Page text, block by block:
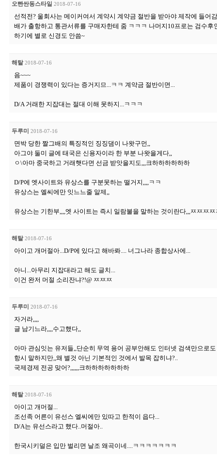
오빤싼동스타일 2018-07-16
선적전? 울회사는 메이커여서 계약시 계약금 절반을 받아야 제작에 들어
배가 출항하고 통관서류를 구매자한테 줌 ㅋㅋㅋ 나머지10프로는 검수후
하기에 별로 신경도 안씀~
해탈 2018-07-16
음~~~
제품이 경쟁력이 있다는 증거지므...ㅋㅋ 계약금 절반이면...
D/A 거래한 지잡대는 절대 이해 못하지...ㅋㅋㅋ
두루미 2018-07-16
면박 당한 짤그배의 특징적인 징징댐이 나왓구먼,,
아그야 둘미 글에 태국은 신용자이라 한 부분 나왓을게다,,
ㅇ\아마 중국하고 거래햇다면 선금 받앗을지도,,,크하하하하하하
D/P에 엣사이트와 유상스를 구분못하는 떨거지,,,,ㅋㅋ
유상스는 엘씨에만 잇느느줄 알제,,
유상스는 기한부,,,,엣 사이트는 즉시 일람불을 말하는 것이란다,,,ㅉㅉㅉㅉ
해탈 2018-07-16
아이고 개머절아...D/P에 있다고 해바롸.... 너그나라 종합상사에...
아니...아무리 지잡대라고 해도 글치...
이건 완저 머절 소리잔냐?!@ ㅉㅉㅉ
두루미 2018-07-16
자거라,,,,
글 남기느라,,,,수고했다,,
아마 관심잇는 유저들,,단순히 무역 용어 공부안해도 인터넷 검색만으로
항시 말하지만,,왜 별것 아닌 기본적인 것에서 발목 잡히냐?..
국제경제 전공 맞어?,,,,,,크하하하하하하하
해탈 2018-07-16
아이고 개머절...
조선족 어른이 유선스 엘씨에만 있따고 한적이 읍다...
D/A는 유선스라고 했다..머절아..
한국시키덜은 입만 벌리면 날조 왜곡이네....ㅋㅋㅋㅋㅋㅋㅋ